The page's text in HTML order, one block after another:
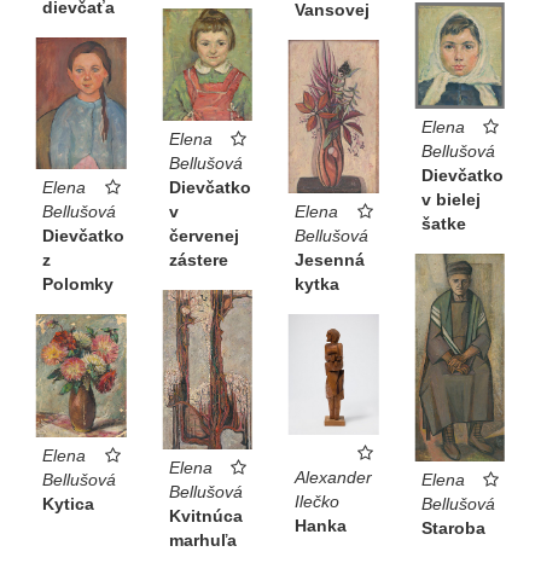
dievčaťa
Vansovej
Elena
Bellušová
Dievčatko
v bielej
šatke
Elena
Bellušová
Dievčatko
v
červenej
zástere
Elena
Bellušová
Dievčatko
z
Polomky
Elena
Bellušová
Jesenná
kytka
Elena
Bellušová
Staroba
Elena
Bellušová
Kvitnúca
marhuľa
Elena
Bellušová
Kytica
Alexander
Ilečko
Hanka